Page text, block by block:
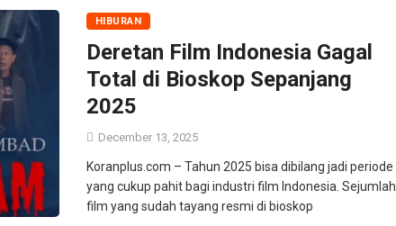
HIBURAN
Deretan Film Indonesia Gagal
Total di Bioskop Sepanjang
2025
December 13, 2025
Koranplus.com – Tahun 2025 bisa dibilang jadi periode
yang cukup pahit bagi industri film Indonesia. Sejumlah
film yang sudah tayang resmi di bioskop